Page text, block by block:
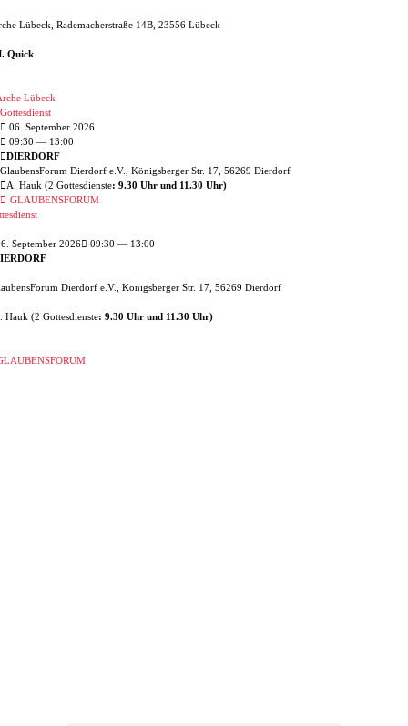
Lübeck, Rademacherstraße 14B, 23556 Lübeck
Quick
Lübeck
Gottesdienst
06. September 2026
09:30 — 13:00
DIERDORF
GlaubensForum Dierdorf e.V., Königsberger Str. 17, 56269 Dierdorf
A. Hauk (2 Gottesdienste: 9.30 Uhr und 11.30 Uhr)
GLAUBENSFORUM
September 2026
09:30 — 13:00
Dierdorf e.V., Königsberger Str. 17, 56269 Dierdorf
Hauk (2 Gottesdienste: 9.30 Uhr und 11.30 Uhr)